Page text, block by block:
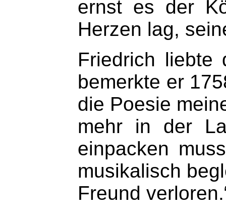
ernst es der
Herzen lag,
Friedrich liebte
bemerkte er
die Poesie
mehr in der
einpacken
musikalisch
Freund